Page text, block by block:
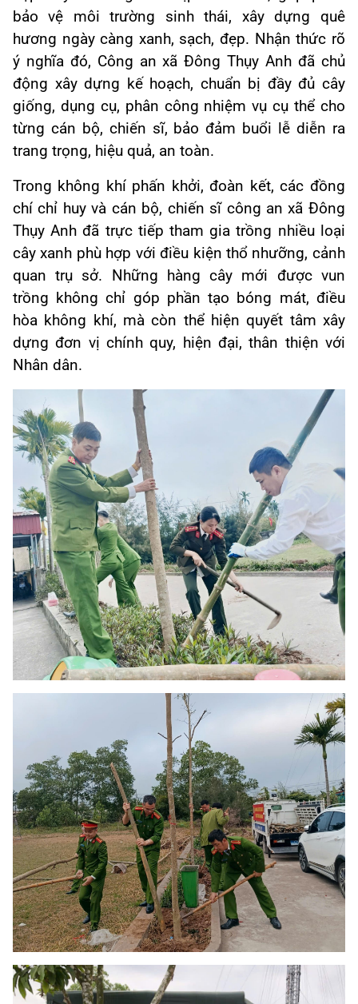
bảo vệ môi trường sinh thái, xây dựng quê
hương ngày càng xanh, sạch, đẹp. Nhận thức rõ
ý nghĩa đó, Công an xã Đông Thụy Anh đã chủ
động xây dựng kế hoạch, chuẩn bị đầy đủ cây
giống, dụng cụ, phân công nhiệm vụ cụ thể cho
từng cán bộ, chiến sĩ, bảo đảm buổi lễ diễn ra
trang trọng, hiệu quả, an toàn.
Trong không khí phấn khởi, đoàn kết, các đồng
chí chỉ huy và cán bộ, chiến sĩ công an xã Đông
Thụy Anh đã trực tiếp tham gia trồng nhiều loại
cây xanh phù hợp với điều kiện thổ nhưỡng, cảnh
quan trụ sở. Những hàng cây mới được vun
trồng không chỉ góp phần tạo bóng mát, điều
hòa không khí, mà còn thể hiện quyết tâm xây
dựng đơn vị chính quy, hiện đại, thân thiện với
Nhân dân.